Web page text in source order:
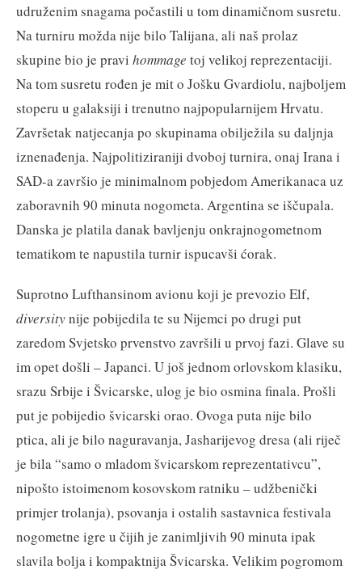
udruženim snagama počastili u tom dinamičnom susretu.
Na turniru možda nije bilo Talijana, ali naš prolaz
skupine bio je pravi hommage toj velikoj reprezentaciji.
Na tom susretu rođen je mit o Jošku Gvardiolu, najboljem
stoperu u galaksiji i trenutno najpopularnijem Hrvatu.
Završetak natjecanja po skupinama obilježila su daljnja
iznenađenja. Najpolitiziraniji dvoboj turnira, onaj Irana i
SAD-a završio je minimalnom pobjedom Amerikanaca uz
zaboravnih 90 minuta nogometa. Argentina se iščupala.
Danska je platila danak bavljenju onkrajnogometnom
tematikom te napustila turnir ispucavši ćorak.
Suprotno Lufthansinom avionu koji je prevozio Elf,
diversitynije pobijedila te su Nijemci po drugi put
zaredom Svjetsko prvenstvo završili u prvoj fazi. Glave su
im opet došli – Japanci. U još jednom orlovskom klasiku,
srazu Srbije i Švicarske, ulog je bio osmina finala. Prošli
put je pobijedio švicarski orao. Ovoga puta nije bilo
ptica, ali je bilo naguravanja, Jasharijevog dresa (ali riječ
je bila “samo o mladom švicarskom reprezentativcu”,
nipošto istoimenom kosovskom ratniku – udžbenički
primjer trolanja), psovanja i ostalih sastavnica festivala
nogometne igre u čijih je zanimljivih 90 minuta ipak
slavila bolja i kompaktnija Švicarska. Velikim pogromom